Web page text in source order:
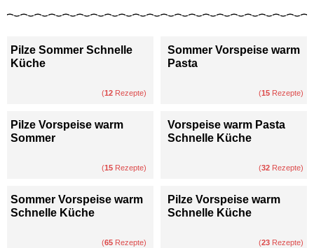
Pilze Sommer Schnelle
Küche
(12 Rezepte)
Sommer Vorspeise warm
Pasta
(15 Rezepte)
Pilze Vorspeise warm
Sommer
(15 Rezepte)
Vorspeise warm Pasta
Schnelle Küche
(32 Rezepte)
Sommer Vorspeise warm
Schnelle Küche
(65 Rezepte)
Pilze Vorspeise warm
Schnelle Küche
(23 Rezepte)